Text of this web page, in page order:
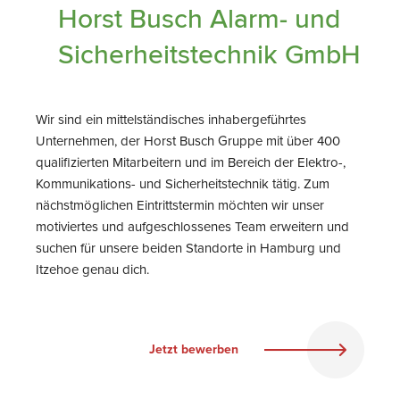
Horst Busch Alarm- und
Sicherheitstechnik GmbH
Wir sind ein mittelständisches inhabergeführtes
Unternehmen, der Horst Busch Gruppe mit über 400
qualifizierten Mitarbeitern und im Bereich der Elektro-,
Kommunikations- und Sicherheitstechnik tätig. Zum
nächstmöglichen Eintrittstermin möchten wir unser
motiviertes und aufgeschlossenes Team erweitern und
suchen für unsere beiden Standorte in Hamburg und
Itzehoe genau dich.
Jetzt bewerben